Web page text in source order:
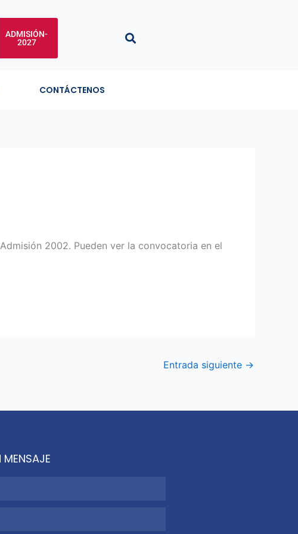
ADMISIÓN-
2027
CONTÁCTENOS
2002. Pueden ver la convocatoria en el
Entrada siguiente →
MENSAJE